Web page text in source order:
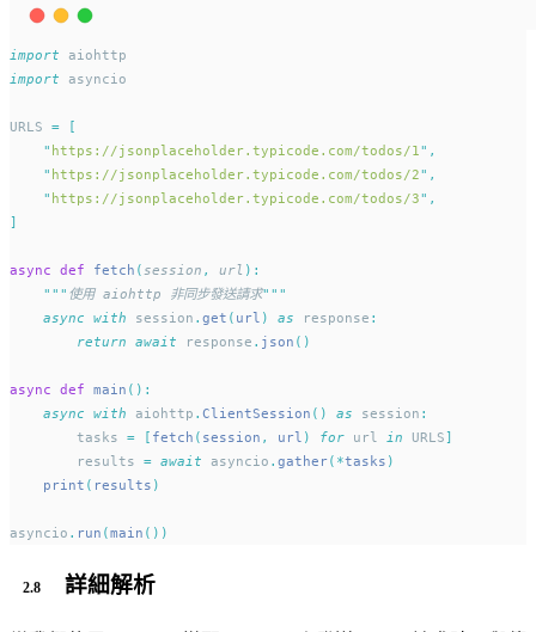
import aiohttp
import asyncio
URLS =
[
" https://jsonplaceholder.typicode.com/todos/1 " ,
" https://jsonplaceholder.typicode.com/todos/2" ,
" https://jsonplaceholder.typicode.com/todos/3" ,
]
async def fetch ( session , url ):
""" 使用 aiohttp 非同步發送請求"""
async with session . get ( url ) as response :
return await response . json ()
async def main ():
async with aiohttp . ClientSession () as session :
        tasks
= [ fetch ( session , url ) for url in URLS]
        results
= await asyncio . gather(*tasks )
print ( results )
asyncio . run (main ())
詳細解析